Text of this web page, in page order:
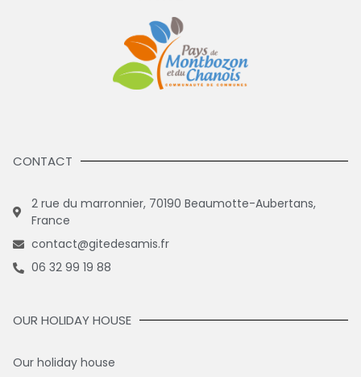
CONTACT
2 rue du marronnier, 70190 Beaumotte-Aubertans,
France
contact@gitedesamis.fr
06 32 99 19 88
OUR HOLIDAY HOUSE
Our holiday house